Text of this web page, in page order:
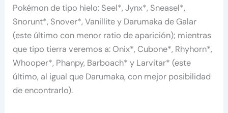
Pokémon de tipo hielo: Seel*, Jynx*, Sneasel*,
Snorunt*, Snover*, Vanillite y Darumaka de Galar
(este último con menor ratio de aparición); mientras
que tipo tierra veremos a: Onix*, Cubone*, Rhyhorn*,
Whooper*, Phanpy, Barboach* y Larvitar* (este
último, al igual que Darumaka, con mejor posibilidad
de encontrarlo).